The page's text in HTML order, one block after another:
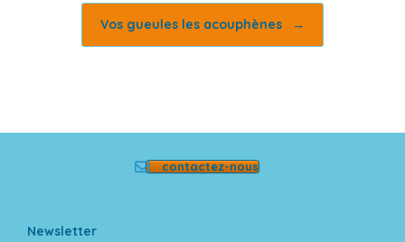
Vos gueules les acouphènes →
contactez-nous
Newsletter